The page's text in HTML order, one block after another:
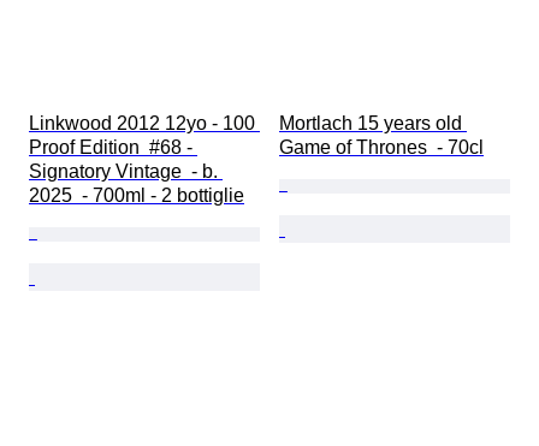
Linkwood 2012 12yo - 100
Proof Edition  #68 -
Signatory Vintage  - b.
2025  - 700ml - 2 bottiglie
Mortlach 15 years old
Game of Thrones  - 70cl